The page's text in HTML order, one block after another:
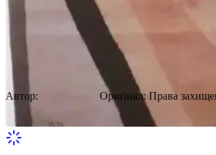
Вовняний килим галереї
раннього модерну в стилі
стилі ар-деко 1930 року,
Делоне
Автор: Ориґінал: Права